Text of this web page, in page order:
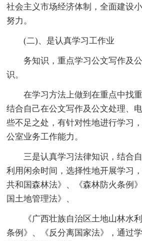
社会主义市场经济体制，全面建设
努力。
(二)、是认真学习工作业
务知识，重点学习公文写作及
识。
在学习方法上做到在重点中找
结合自己在公文写作及公文处理、
些不足之处，有针对性地进行学习
公室业务工作能力。
三是认真学习法律知识，结合
利用闲余时间，选择性地开展学习
共和国森林法》、《森林防火条例
国土地管理法》、
《广西壮族自治区土地山林水
条例》、《反分离国家法》，通过